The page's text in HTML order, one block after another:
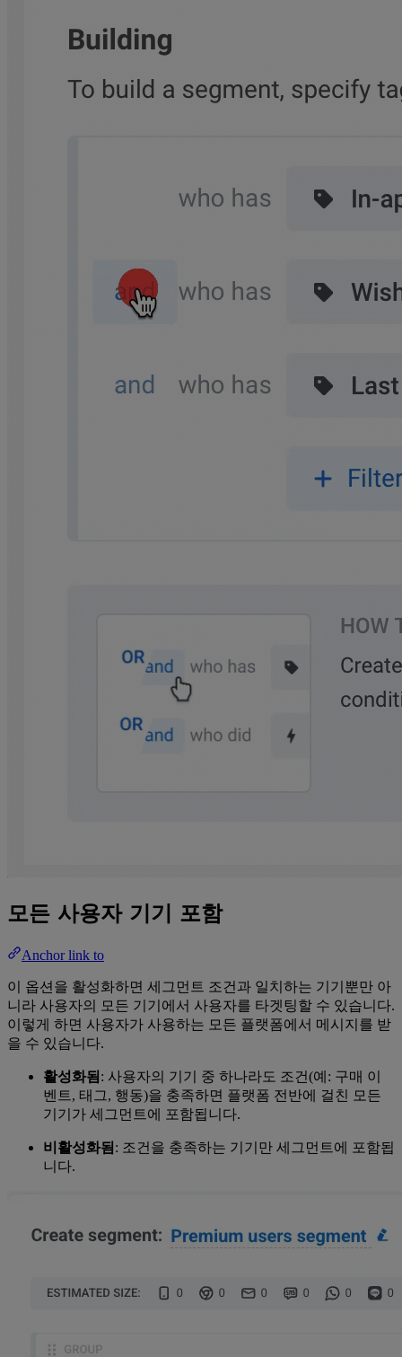
모든 사용자 기기 포함
Anchor link to
이 옵션을 활성화하면 세그먼트 조건과 일치하는 기기뿐만 아
니라 사용자의 모든 기기에서 사용자를 타겟팅할 수 있습니다.
이렇게 하면 사용자가 사용하는 모든 플랫폼에서 메시지를 받
을 수 있습니다.
활성화됨 : 사용자의 기기 중 하나라도 조건(예: 구매 이
벤트, 태그, 행동)을 충족하면 플랫폼 전반에 걸친 모든
기기가 세그먼트에 포함됩니다.
비활성화됨 : 조건을 충족하는 기기만 세그먼트에 포함됩
니다.